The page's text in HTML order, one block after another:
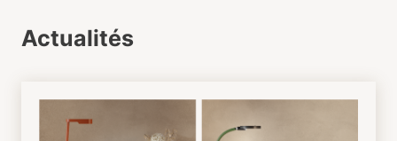
Actualités